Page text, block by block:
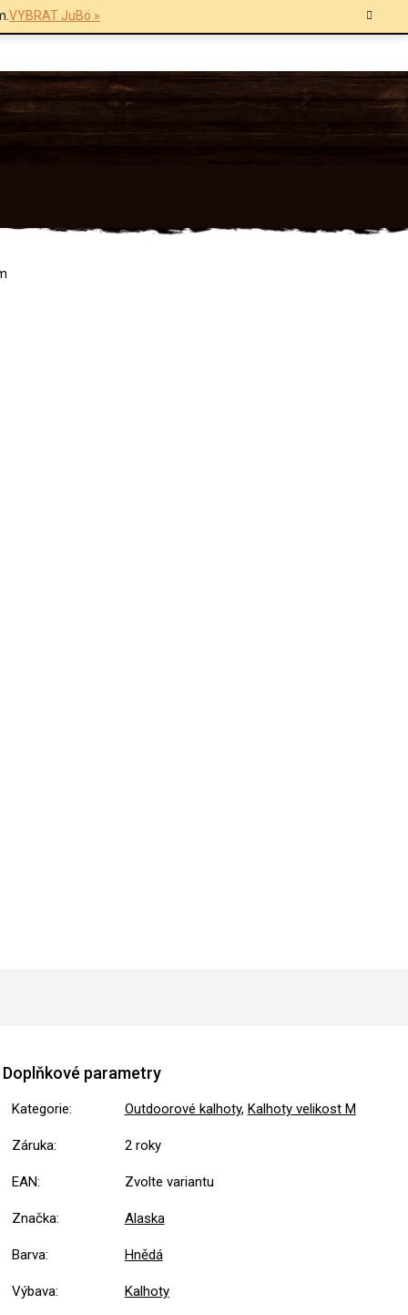
VYBRAT JuBö »
Doplňkové parametry
Kategorie: Outdoorové kalhoty, Kalhoty velikost M
Záruka: 2 roky
EAN: Zvolte variantu
Značka: Alaska
Barva: Hnědá
Výbava: Kalhoty